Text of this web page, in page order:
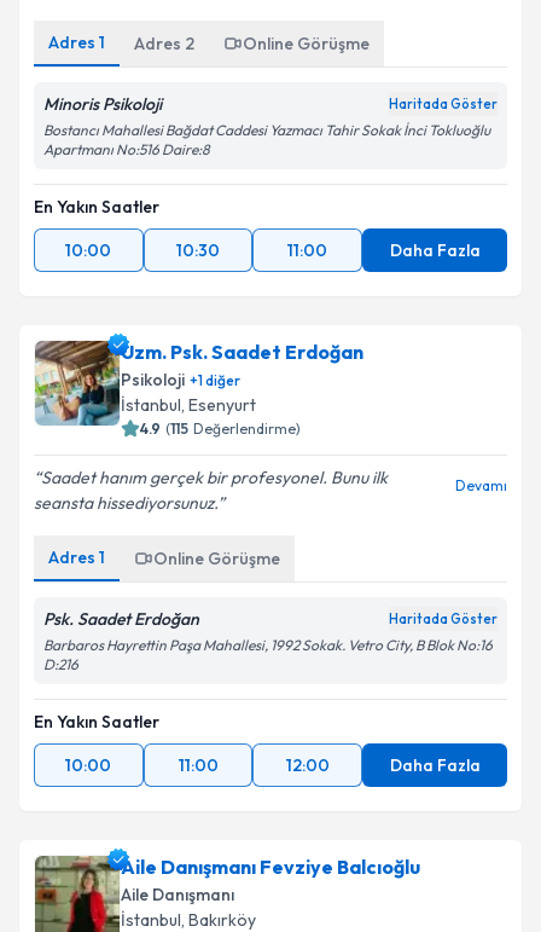
Adres 1 Adres 2 Online Görüşme
Minoris Psikoloji Haritada Göster
Bostancı Mahallesi Bağdat Caddesi Yazmacı Tahir Sokak İnci Tokluoğlu
Apartmanı No:516 Daire:8
En Yakın Saatler
10:00
10:30 11:00 Daha Fazla
Uzm. Psk. Saadet Erdoğan
Psikoloji +1diğer
İstanbul, Esenyurt
4.9 (115 Değerlendirme)
Saadet hanım gerçek bir profesyonel. Bunu ilk
seansta hissediyorsunuz.
Devamı
Adres 1 Online Görüşme
Psk. Saadet Erdoğan Haritada Göster
Barbaros Hayrettin Paşa Mahallesi, 1992 Sokak. Vetro City, B Blok No:16
D:216
En Yakın Saatler
10:00
11:00 12:00 Daha Fazla
Aile Danışmanı Fevziye Balcıoğlu
Aile Danışmanı
İstanbul, Bakırköy